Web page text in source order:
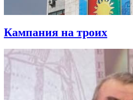
Кампания на троих